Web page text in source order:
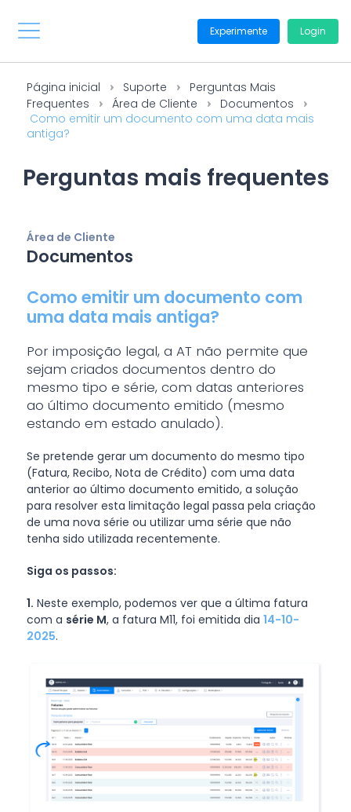
Experimente Login
Página inicial Suporte
Perguntas Mais
Frequentes
Área de Cliente
Documentos
Como emitir um documento com uma data mais
antiga?
Perguntas mais frequentes
Área de Cliente
Documentos
Como emitir um documento com
uma data mais antiga?
Por imposição legal, a AT não permite que
sejam criados documentos dentro do
mesmo tipo e série, com datas anteriores
ao último documento emitido (mesmo
estando em estado anulado).
Se pretende gerar um documento do mesmo tipo
(Fatura, Recibo, Nota de Crédito) com uma data
anterior ao último documento emitido, a solução
para resolver esta limitação legal passa pela criação
de uma nova série ou utilizar uma série que não
tenha sido utilizada recentemente.
Siga os passos:
1. Neste exemplo, podemos ver que a última fatura
com a série M, a fatura M11, foi emitida dia 14-10-
2025.